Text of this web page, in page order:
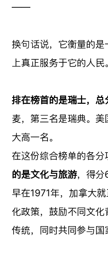
——
换句话说，它衡量的
上真正服务于它的人民。
排在榜首的是瑞士，
麦，第三名是瑞典。
大高一名。
在这份综合榜单的各分
的是文化与旅游，得分
早在1971年，加拿大
化政策，鼓励不同文
传统，同时共同参与国